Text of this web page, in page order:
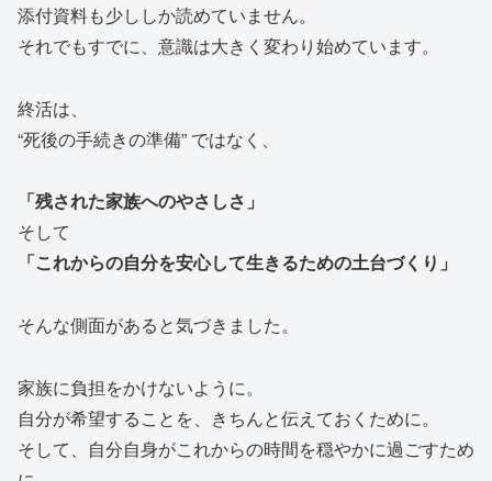
添付資料も少ししか読めていません。
それでもすでに、意識は大きく変わり始めています。
終活は、
“死後の手続きの準備” ではなく、
「残された家族へのやさしさ」
そして
「これからの自分を安心して生きるための土台づくり」
そんな側面があると気づきました。
家族に負担をかけないように。
自分が希望することを、きちんと伝えておくために。
そして、自分自身がこれからの時間を穏やかに過ごすため